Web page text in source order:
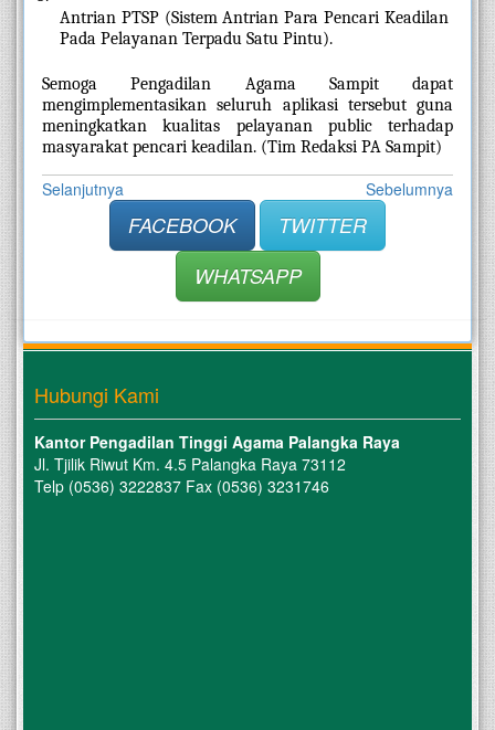
Antrian PTSP (Sistem Antrian Para Pencari Keadilan
Pada Pelayanan Terpadu Satu Pintu).
Semoga Pengadilan Agama Sampit dapat
mengimplementasikan seluruh aplikasi tersebut guna
meningkatkan kualitas pelayanan public terhadap
masyarakat pencari keadilan. (Tim Redaksi PA Sampit)
Selanjutnya Sebelumnya
FACEBOOK
TWITTER
WHATSAPP
Hubungi Kami
Kantor Pengadilan Tinggi Agama Palangka Raya
Jl. Tjilik Riwut Km. 4.5 Palangka Raya 73112
Telp (0536) 3222837 Fax (0536) 3231746